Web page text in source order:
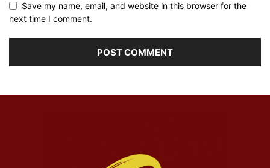
Save my name, email, and website in this browser for the
next time I comment.